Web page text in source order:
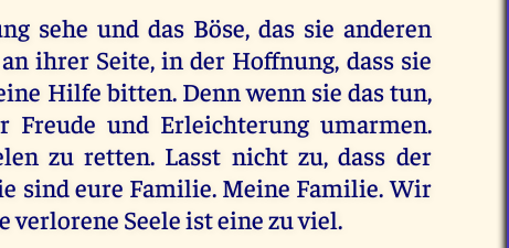
sehe und das Böse, das sie anderen
ihrer Seite, in der Hoffnung, dass sie
Hilfe bitten. Denn wenn sie das tun,
und Erleichterung umarmen.
zu retten. Lasst nicht zu, dass der
sind eure Familie. Meine Familie. Wir
verlorene Seele ist eine zu viel.